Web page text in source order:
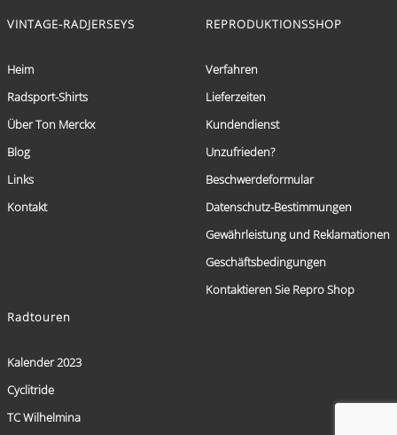
VINTAGE-RADJERSEYS
Heim
Radsport-Shirts
Über Ton Merckx
Blog
Links
Kontakt
REPRODUKTIONSSHOP
Verfahren
Lieferzeiten
Kundendienst
Unzufrieden?
Beschwerdeformular
Datenschutz-Bestimmungen
Gewährleistung und Reklamationen
Geschäftsbedingungen
Kontaktieren Sie Repro Shop
Radtouren
Kalender 2023
Cyclitride
TC Wilhelmina